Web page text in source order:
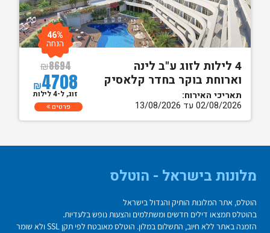
4 לילות לזוג ע"ב לינה
וארוחת בוקר בחדר קלאסיק
תאריכי האירוח:
02/08/2026 עד 13/08/2026
₪8694
₪4708
46%
הנחה
זוג, ל-4 לילות
פרטים
מלונות בישראל - הוטלס
הוטלס, אתר המלונות הותיק והגדול בישראל
בהוטלס תמצאו דילים חדשים ומשתלמים והצעות נופש בלעדיות.
הזמנה באתר ללא חיוב, התשלום במלון. הוטלס מאובטח לפי תקן SSL ולא שומר